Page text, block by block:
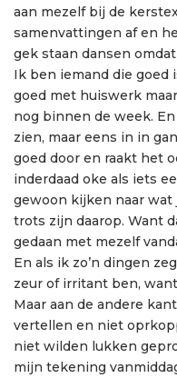
aan mezelf bij de
samenvattingen af en
gek staan dansen
Ik ben iemand die goed
goed met huiswerk
nog binnen de week.
zien, maar eens in in
goed door en raakt het
inderdaad oke als iets
gewoon kijken naar
trots zijn daarop. Want
gedaan met mezelf
En als ik zo’n dingen
zeur of irritant ben,
Maar aan de andere
vertellen en niet
niet wilden lukken
mijn tekening